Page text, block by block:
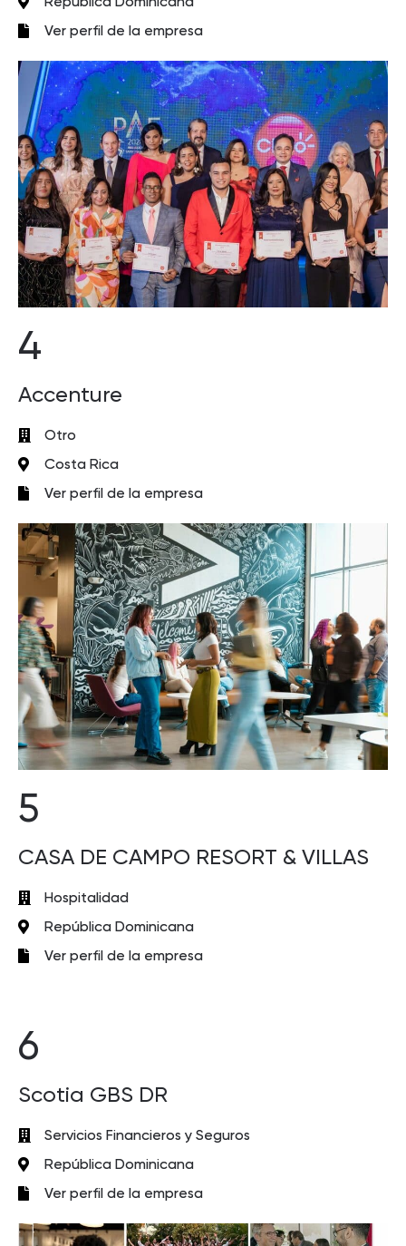
Ver perfil de la empresa
4
Accenture
Otro
Costa Rica
Ver perfil de la empresa
5
CASA DE CAMPO RESORT & VILLAS
Hospitalidad
República Dominicana
Ver perfil de la empresa
6
Scotia GBS DR
Servicios Financieros y Seguros
República Dominicana
Ver perfil de la empresa